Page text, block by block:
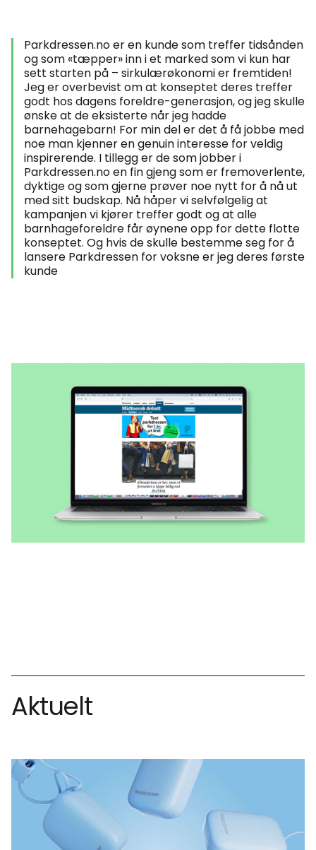
Parkdressen.no er en kunde som treffer tidsånden
og som «tæpper» inn i et marked som vi kun har
sett starten på – sirkulærøkonomi er fremtiden!
Jeg er overbevist om at konseptet deres treffer
godt hos dagens foreldre-generasjon, og jeg skulle
ønske at de eksisterte når jeg hadde
barnehagebarn! For min del er det å få jobbe med
noe man kjenner en genuin interesse for veldig
inspirerende. I tillegg er de som jobber i
Parkdressen.no en fin gjeng som er fremoverlente,
dyktige og som gjerne prøver noe nytt for å nå ut
med sitt budskap. Nå håper vi selvfølgelig at
kampanjen vi kjører treffer godt og at alle
barnhageforeldre får øynene opp for dette flotte
konseptet. Og hvis de skulle bestemme seg for å
lansere Parkdressen for voksne er jeg deres første
kunde
Aktuelt